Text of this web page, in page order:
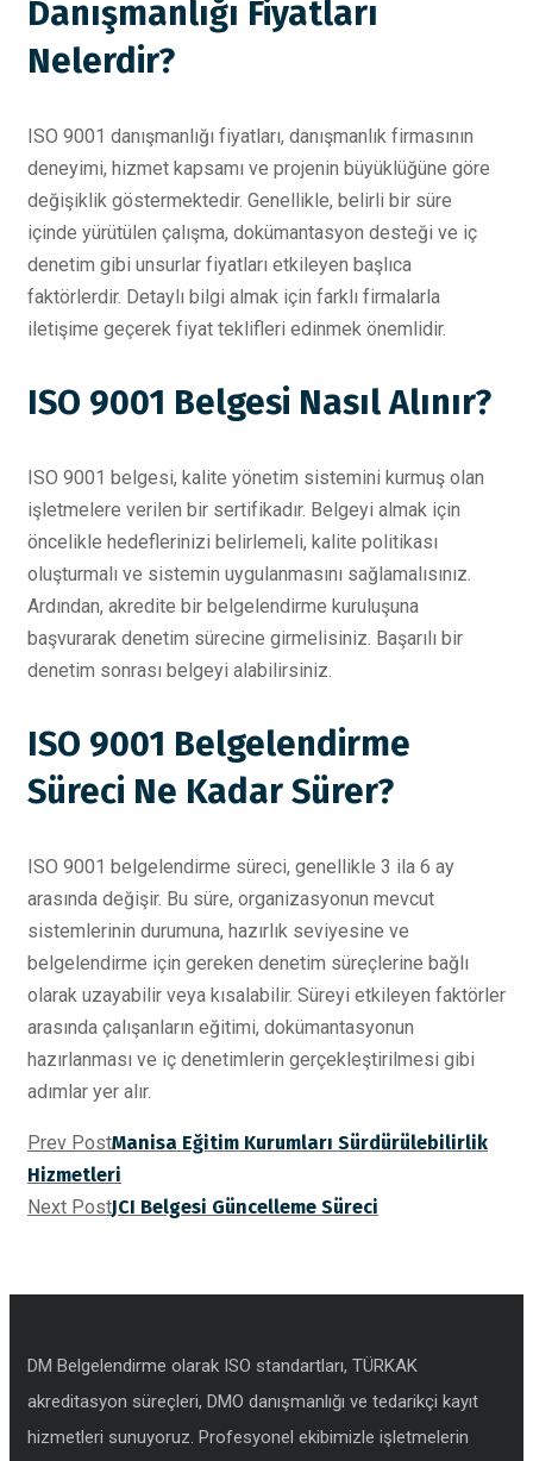
Danışmanlığı Fiyatları
Nelerdir?
ISO 9001 danışmanlığı fiyatları, danışmanlık firmasının
deneyimi, hizmet kapsamı ve projenin büyüklüğüne göre
değişiklik göstermektedir. Genellikle, belirli bir süre
içinde yürütülen çalışma, dokümantasyon desteği ve iç
denetim gibi unsurlar fiyatları etkileyen başlıca
faktörlerdir. Detaylı bilgi almak için farklı firmalarla
iletişime geçerek fiyat teklifleri edinmek önemlidir.
ISO 9001 Belgesi Nasıl Alınır?
ISO 9001 belgesi, kalite yönetim sistemini kurmuş olan
işletmelere verilen bir sertifikadır. Belgeyi almak için
öncelikle hedeflerinizi belirlemeli, kalite politikası
oluşturmalı ve sistemin uygulanmasını sağlamalısınız.
Ardından, akredite bir belgelendirme kuruluşuna
başvurarak denetim sürecine girmelisiniz. Başarılı bir
denetim sonrası belgeyi alabilirsiniz.
ISO 9001 Belgelendirme
Süreci Ne Kadar Sürer?
ISO 9001 belgelendirme süreci, genellikle 3 ila 6 ay
arasında değişir. Bu süre, organizasyonun mevcut
sistemlerinin durumuna, hazırlık seviyesine ve
belgelendirme için gereken denetim süreçlerine bağlı
olarak uzayabilir veya kısalabilir. Süreyi etkileyen faktörler
arasında çalışanların eğitimi, dokümantasyonun
hazırlanması ve iç denetimlerin gerçekleştirilmesi gibi
adımlar yer alır.
Prev PostManisa Eğitim Kurumları Sürdürülebilirlik
Hizmetleri
Next PostJCI Belgesi Güncelleme Süreci
DM Belgelendirme olarak ISO standartları, TÜRKAK
akreditasyon süreçleri, DMO danışmanlığı ve tedarikçi kayıt
hizmetleri sunuyoruz. Profesyonel ekibimizle işletmelerin